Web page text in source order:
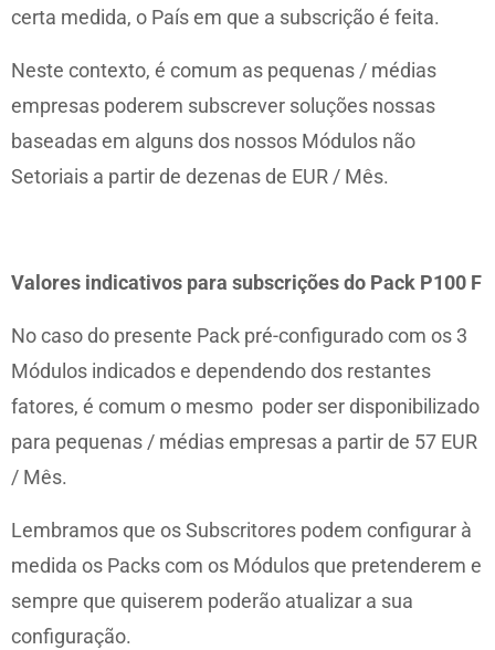
certa medida, o País em que a subscrição é feita.
Neste contexto, é comum as pequenas / médias
empresas poderem subscrever soluções nossas
baseadas em alguns dos nossos Módulos não
Setoriais a partir de dezenas de EUR / Mês.
Valores indicativos para subscrições do Pack P100 F
No caso do presente Pack pré-configurado com os 3
Módulos indicados e dependendo dos restantes
fatores, é comum o mesmo poder ser disponibilizado
para pequenas / médias empresas a partir de 57 EUR
/ Mês.
Lembramos que os Subscritores podem configurar à
medida os Packs com os Módulos que pretenderem e
sempre que quiserem poderão atualizar a sua
configuração.